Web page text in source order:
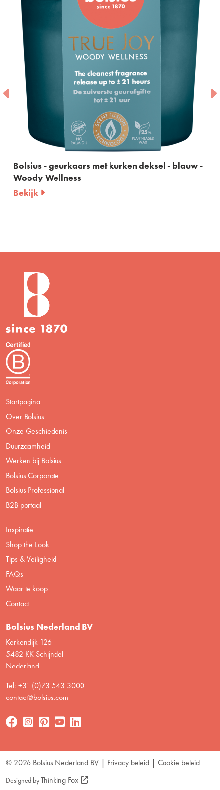
met kurken deksel - blauw -
Bolsius - gift set
Startpagina
Over Bolsius
Onze Geschiedenis
Duurzaamheid
Werken bij Bolsius
Bolsius Corporate
Bolsius Professional
B2B portaal
Inspiratie
Shop the Look
Tips & Veiligheid
FAQs
Waar te koop
Contact
Bolsius Nederland BV
Kerkendijk 126
5482 KK Schijndel
Nederland
Tel: +31 (0)73 543 3000
contact@bolsius.com
© 2026 Bolsius Nederland BV Privacy beleid Cookie beleid
Designed byThinking Fox